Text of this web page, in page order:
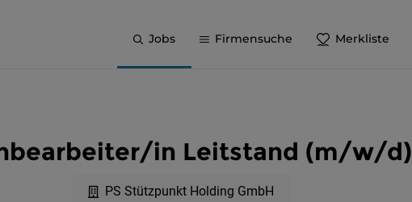
Jobs Firmensuche Merkliste
in Leitstand (m/w/d)
PS Stützpunkt Holding GmbH